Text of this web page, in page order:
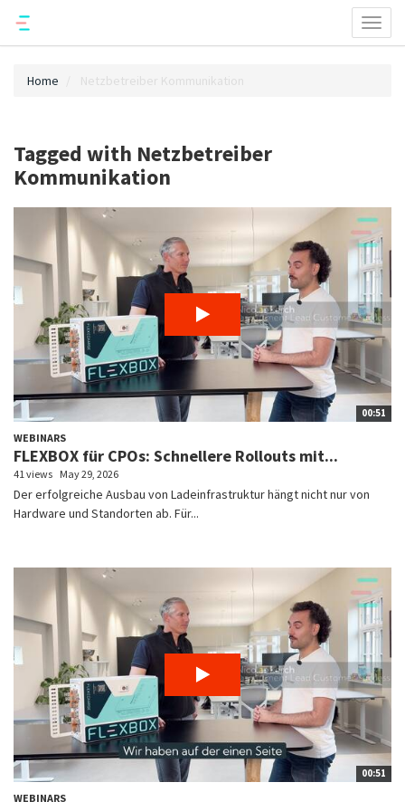
Home Netzbetreiber Kommunikation
Tagged with Netzbetreiber
Kommunikation
00:51
WEBINARS
FLEXBOX für CPOs: Schnellere Rollouts mit...
41 views May 29, 2026
Der erfolgreiche Ausbau von Ladeinfrastruktur hängt nicht nur von
Hardware und Standorten ab. Für...
00:51
WEBINARS